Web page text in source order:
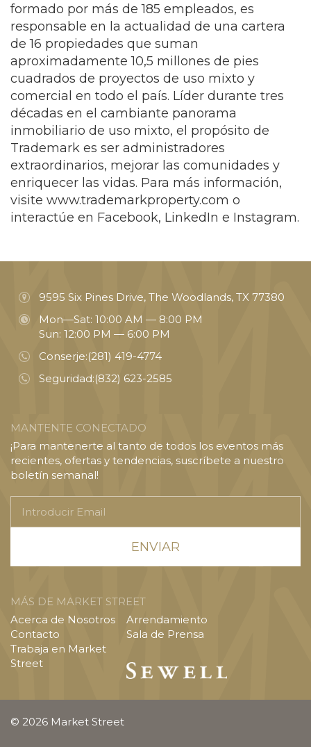
formado por más de 185 empleados, es
responsable en la actualidad de una cartera
de 16 propiedades que suman
aproximadamente 10,5 millones de pies
cuadrados de proyectos de uso mixto y
comercial en todo el país. Líder durante tres
décadas en el cambiante panorama
inmobiliario de uso mixto, el propósito de
Trademark es ser administradores
extraordinarios, mejorar las comunidades y
enriquecer las vidas. Para más información,
visite www.trademarkproperty.com o
interactúe en Facebook, LinkedIn e Instagram.
9595 Six Pines Drive, The Woodlands, TX 77380
Mon—Sat: 10:00 AM — 8:00 PM
Sun: 12:00 PM — 6:00 PM
Conserje:(281) 419-4774
Seguridad:(832) 623-2585
MANTENTE CONECTADO
¡Para mantenerte al tanto de todos los eventos más
recientes, ofertas y tendencias, suscríbete a nuestro
boletín semanal!
Email
MÁS DE MARKET STREET
Acerca de Nosotros
Contacto
Trabaja en Market
Street
Arrendamiento
Sala de Prensa
© 2026 Market Street